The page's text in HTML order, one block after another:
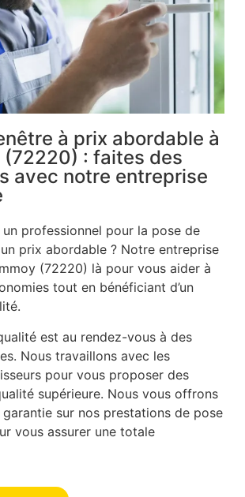
à prix abordable à
(72220) : faites des
avec notre entreprise
professionnel pour la pose de
prix abordable ? Notre entreprise
(72220) là pour vous aider à
tout en bénéficiant d’un
est au rendez-vous à des
Nous travaillons avec les
pour vous proposer des
supérieure. Nous vous offrons
sur nos prestations de pose
vous assurer une totale